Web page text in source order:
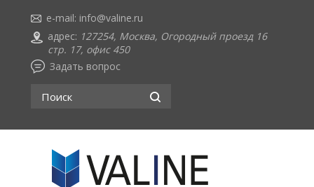
e-mail: info@valine.ru
адрес: 127254, Москва, Огородный проезд 16
стр. 17, офис 450
Задать вопрос